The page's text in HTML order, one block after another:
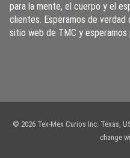
para la mente, el cuerpo y el
clientes. Esperamos de
sitio web de TMC y
© 2026 Tex-Mex Curios Inc. Texas,
change